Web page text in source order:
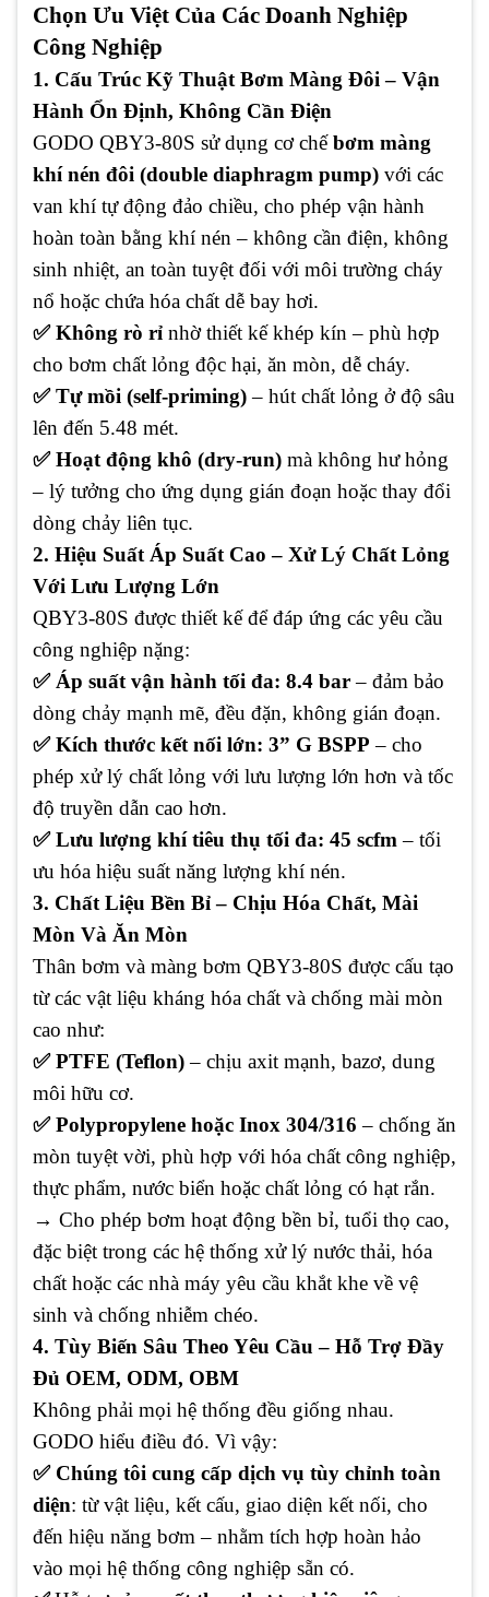
Chọn Ưu Việt Của Các Doanh Nghiệp
Công Nghiệp
1. Cấu Trúc Kỹ Thuật Bơm Màng Đôi – Vận
Hành Ổn Định, Không Cần Điện
GODO QBY3-80S sử dụng cơ chếbơm màng
khí nén đôi (double diaphragm pump) với các
van khí tự động đảo chiều, cho phép vận hành
hoàn toàn bằng khí nén – không cần điện, không
sinh nhiệt, an toàn tuyệt đối với môi trường cháy
nổ hoặc chứa hóa chất dễ bay hơi.
✅ Không rò rỉ nhờ thiết kế khép kín – phù hợp
cho bơm chất lỏng độc hại, ăn mòn, dễ cháy.
✅ Tự mồi (self-priming)– hút chất lỏng ở độ sâu
lên đến 5.48 mét.
✅ Hoạt động khô (dry-run) mà không hư hỏng
– lý tưởng cho ứng dụng gián đoạn hoặc thay đổi
dòng chảy liên tục.
2. Hiệu Suất Áp Suất Cao – Xử Lý Chất Lỏng
Với Lưu Lượng Lớn
QBY3-80S được thiết kế để đáp ứng các yêu cầu
công nghiệp nặng:
✅ Áp suất vận hành tối đa: 8.4 bar– đảm bảo
dòng chảy mạnh mẽ, đều đặn, không gián đoạn.
✅ Kích thước kết nối lớn: 3” G BSPP – cho
phép xử lý chất lỏng với lưu lượng lớn hơn và tốc
độ truyền dẫn cao hơn.
✅ Lưu lượng khí tiêu thụ tối đa: 45 scfm – tối
ưu hóa hiệu suất năng lượng khí nén.
3. Chất Liệu Bền Bỉ – Chịu Hóa Chất, Mài
Mòn Và Ăn Mòn
Thân bơm và màng bơm QBY3-80S được cấu tạo
từ các vật liệu kháng hóa chất và chống mài mòn
cao như:
✅ PTFE (Teflon)– chịu axit mạnh, bazơ, dung
môi hữu cơ.
✅ Polypropylene hoặc Inox 304/316 – chống ăn
mòn tuyệt vời, phù hợp với hóa chất công nghiệp,
thực phẩm, nước biển hoặc chất lỏng có hạt rắn.
→ Cho phép bơm hoạt động bền bỉ, tuổi thọ cao,
đặc biệt trong các hệ thống xử lý nước thải, hóa
chất hoặc các nhà máy yêu cầu khắt khe về vệ
sinh và chống nhiễm chéo.
4. Tùy Biến Sâu Theo Yêu Cầu – Hỗ Trợ Đầy
Đủ OEM, ODM, OBM
Không phải mọi hệ thống đều giống nhau.
GODO hiểu điều đó. Vì vậy:
✅ Chúng tôi cung cấp dịch vụ tùy chỉnh toàn
diện: từ vật liệu, kết cấu, giao diện kết nối, cho
đến hiệu năng bơm – nhằm tích hợp hoàn hảo
vào mọi hệ thống công nghiệp sẵn có.